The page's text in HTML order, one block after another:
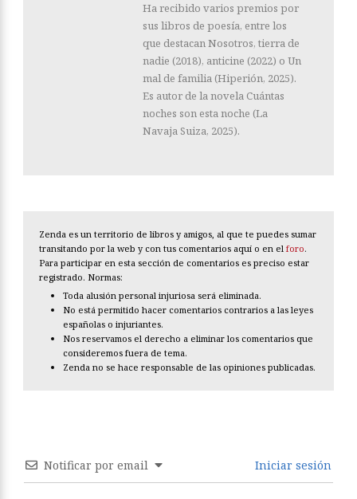
Ha recibido varios premios por
sus libros de poesía, entre los
que destacan Nosotros, tierra de
nadie (2018), anticine (2022) o Un
mal de familia (Hiperión, 2025).
Es autor de la novela Cuántas
noches son esta noche (La
Navaja Suiza, 2025).
Zenda es un territorio de libros y amigos, al que te puedes sumar
transitando por la web y con tus comentarios aquí o en el foro.
Para participar en esta sección de comentarios es preciso estar
registrado. Normas:
Toda alusión personal injuriosa será eliminada.
No está permitido hacer comentarios contrarios a las leyes
españolas o injuriantes.
Nos reservamos el derecho a eliminar los comentarios que
consideremos fuera de tema.
Zenda no se hace responsable de las opiniones publicadas.
Notificar por email Iniciar sesión